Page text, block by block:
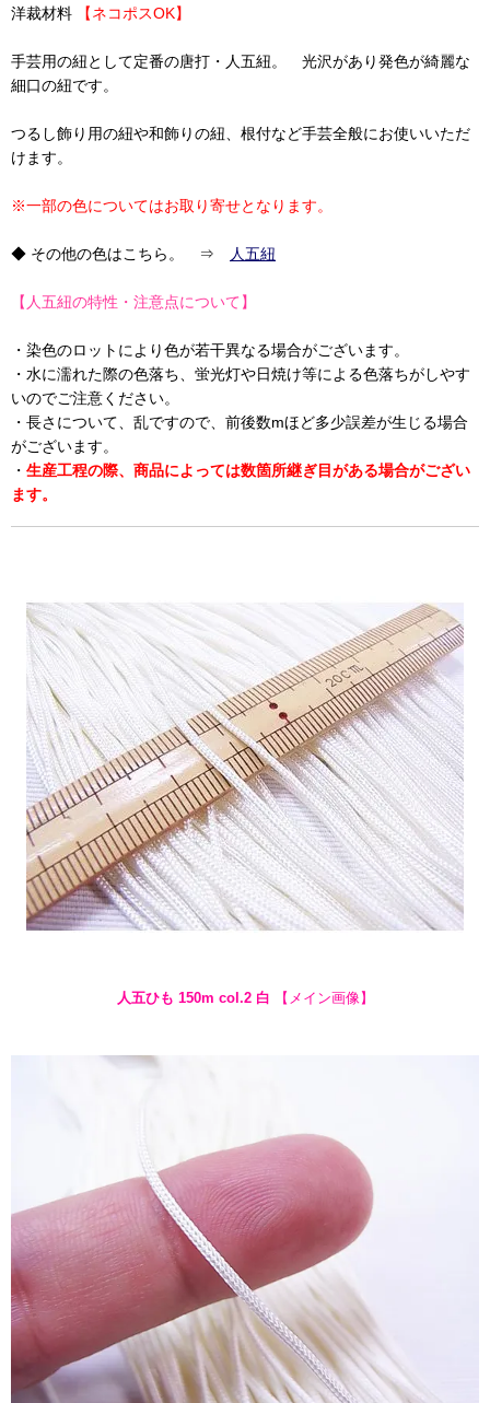
洋裁材料
【ネコポスOK】
手芸用の紐として定番の唐打・人五紐。 光沢があり発色が綺麗な
細口の紐です。
つるし飾り用の紐や和飾りの紐、根付など手芸全般にお使いいただ
けます。
※一部の色についてはお取り寄せとなります。
◆ その他の色はこちら。 ⇒ 人五紐
【人五紐の特性・注意点について】
・染色のロットにより色が若干異なる場合がございます。
・水に濡れた際の色落ち、蛍光灯や日焼け等による色落ちがしやす
いのでご注意ください。
・長さについて、乱ですので、前後数mほど多少誤差が生じる場合
がございます。
・ 生産工程の際、商品によっては数箇所継ぎ目がある場合がござい
ます。
人五ひも 150m col.2 白 【メイン画像】